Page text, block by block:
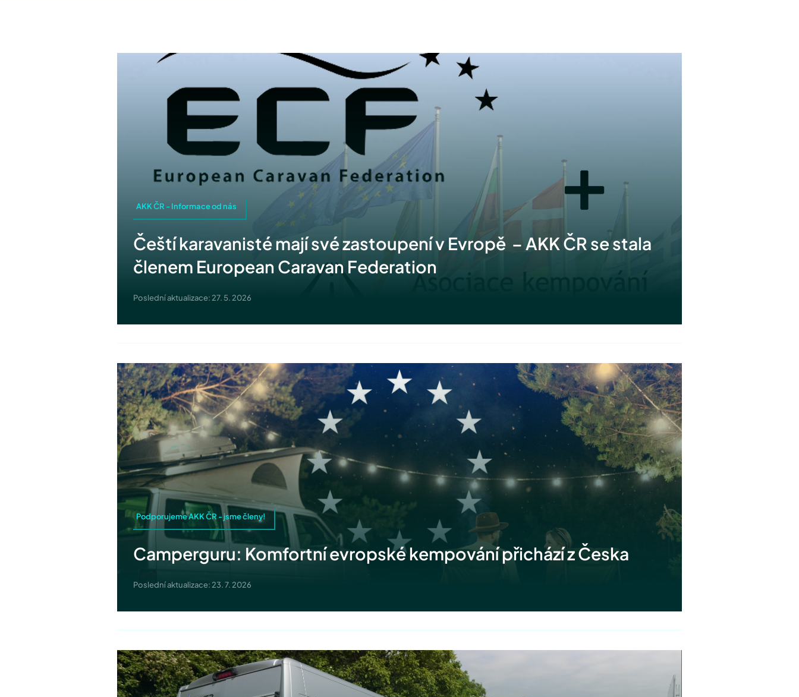
AKK ČR - Informace od nás
Čeští karavanisté mají své zastoupení v Evropě – AKK ČR se stala
členem European Caravan Federation
Poslední aktualizace: 27. 5. 2026
Podporujeme AKK ČR - jsme členy!
Camperguru: Komfortní evropské kempování přichází z Česka
Poslední aktualizace: 23. 7. 2026